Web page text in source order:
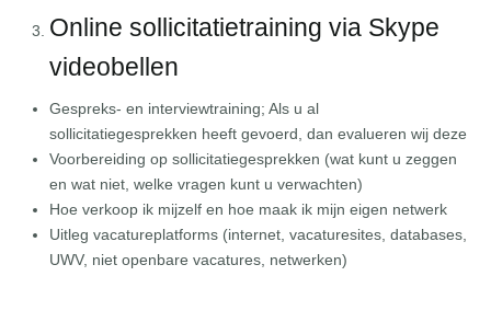
Online sollicitatietraining via Skype
videobellen
Gespreks- en interviewtraining; Als u al
sollicitatiegesprekken heeft gevoerd, dan evalueren wij deze
Voorbereiding op sollicitatiegesprekken (wat kunt u zeggen
en wat niet, welke vragen kunt u verwachten)
Hoe verkoop ik mijzelf en hoe maak ik mijn eigen netwerk
Uitleg vacatureplatforms (internet, vacaturesites, databases,
UWV, niet openbare vacatures, netwerken)